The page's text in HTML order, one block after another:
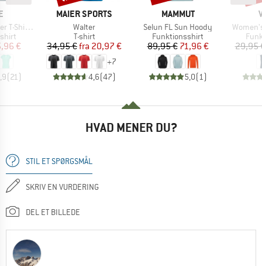
Shirt III
pris
€
(21)
MÆRKE
MAIER SPORTS
Artikel
Walter
Produktgruppe
T-shirt
Pris
34,95 € Nedsat pris
fra 20,97 €
+7
4,6(47)
MÆRKE
MAMMUT
Artikel
Selun FL Sun Hoody
Produktgruppe
Funktionsshirt
Pris
89,95 €Nedsat pris
71,96 €
5,0(1)
Artikel
29,95
HVAD MENER DU?
STIL ET SPØRGSMÅL
SKRIV EN VURDERING
DEL ET BILLEDE